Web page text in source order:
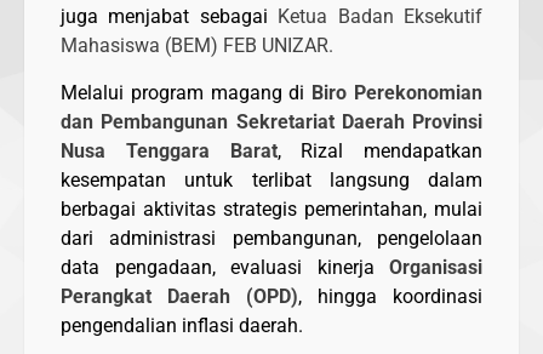
juga menjabat sebagai Ketua Badan Eksekutif
Mahasiswa (BEM) FEB UNIZAR.
Melalui program magang di Biro Perekonomian
dan Pembangunan Sekretariat Daerah Provinsi
Nusa Tenggara Barat, Rizal mendapatkan
kesempatan untuk terlibat langsung dalam
berbagai aktivitas strategis pemerintahan, mulai
dari administrasi pembangunan, pengelolaan
data pengadaan, evaluasi kinerja Organisasi
Perangkat Daerah (OPD), hingga koordinasi
pengendalian inflasi daerah.